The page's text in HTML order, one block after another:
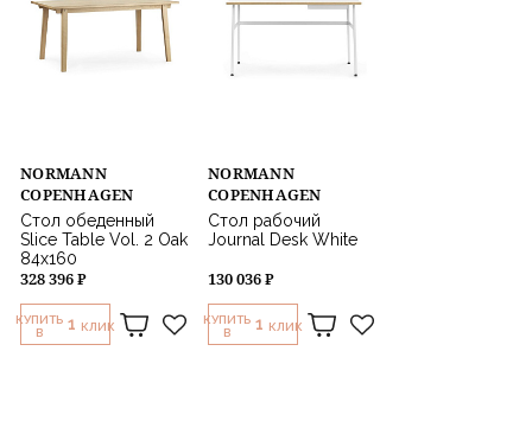
NORMANN
COPENHAGEN
Стол обеденный
Slice Table Vol. 2 Oak
84x160
328 396 ₽
КУПИТЬ
В
1 КЛИК
NORMANN
COPENHAGEN
Стол рабочий
Journal Desk White
130 036 ₽
КУПИТЬ
В
1 КЛИК